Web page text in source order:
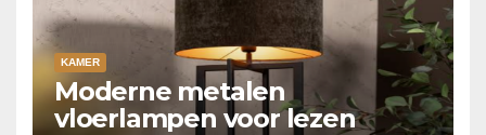
KAMER
Moderne metalen
vloerlampen voor lezen